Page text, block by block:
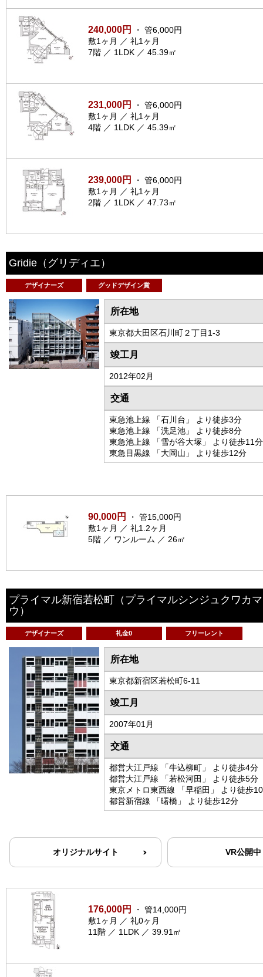
240,000円
・ 管6,000円
敷1ヶ月 ／ 礼1ヶ月
7階 ／ 1LDK ／ 45.39㎡
231,000円
・ 管6,000円
敷1ヶ月 ／ 礼1ヶ月
4階 ／ 1LDK ／ 45.39㎡
239,000円
・ 管6,000円
敷1ヶ月 ／ 礼1ヶ月
2階 ／ 1LDK ／ 47.73㎡
Gridie （グリディエ）
デザイナーズ グッドデザイン賞
所在地
東京都大田区石川町２丁目1-3
竣工月
2012年02月
交通
東急池上線 「石川台」 より徒歩3分
東急池上線 「洗足池」 より徒歩8分
東急池上線 「雪が谷大塚」 より徒歩11分
東急目黒線 「大岡山」 より徒歩12分
90,000円
・ 管15,000円
敷1ヶ月 ／ 礼1.2ヶ月
5階 ／ ワンルーム ／ 26㎡
プライマル新宿若松町 （プライマルシンジュクワカ
ウ）
デザイナーズ 礼金0 フリーレント
所在地
東京都新宿区若松町6-11
竣工月
2007年01月
交通
都営大江戸線 「牛込柳町」 より徒歩4分
都営大江戸線 「若松河田」 より徒歩5分
東京メトロ東西線 「早稲田」 より徒歩
都営新宿線 「曙橋」 より徒歩12分
オリジナルサイト VR公開中
176,000円
・ 管14,000円
敷1ヶ月 ／ 礼0ヶ月
11階 ／ 1LDK ／ 39.91㎡